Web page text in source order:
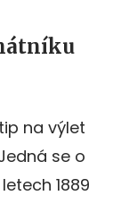
na výlet
se o
1889